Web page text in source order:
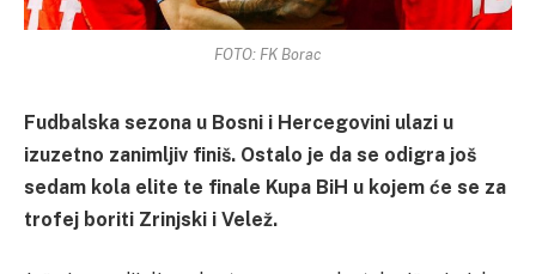
FOTO: FK Borac
Fudbalska sezona u Bosni i Hercegovini ulazi u
izuzetno zanimljiv finiš. Ostalo je da se odigra još
sedam kola elite te finale Kupa BiH u kojem će se za
trofej boriti Zrinjski i Velež.